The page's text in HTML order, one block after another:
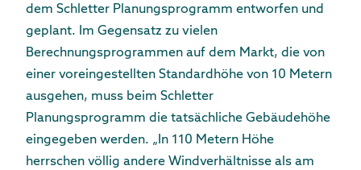
dem Schletter Planungsprogramm entworfen und
geplant. Im Gegensatz zu vielen
Berechnungsprogrammen auf dem Markt, die von
einer voreingestellten Standardhöhe von 10 Metern
ausgehen, muss beim Schletter
Planungsprogramm die tatsächliche Gebäudehöhe
eingegeben werden. „In 110 Metern Höhe
herrschen völlig andere Windverhältnisse als am